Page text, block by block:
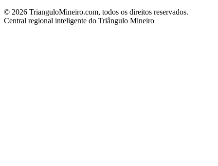
© 2026 TrianguloMineiro.com, todos os direitos reservados.
Central regional inteligente do Triângulo Mineiro